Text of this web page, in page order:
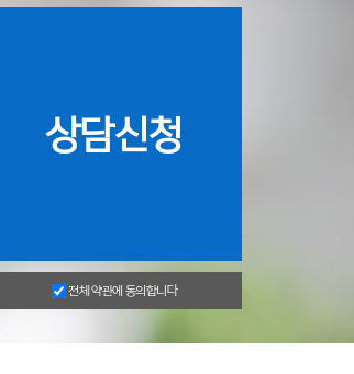
전체 약관에 동의합니다